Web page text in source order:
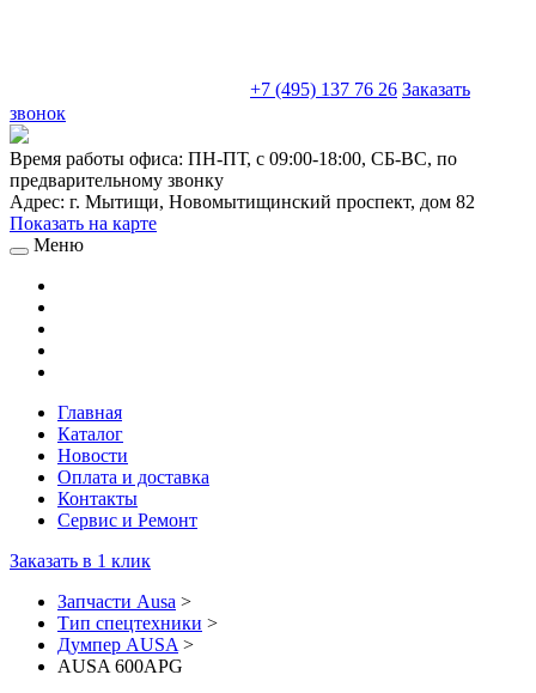
+7 (495) 137 76 26 Заказать
звонок
Время работы офиса: ПН-ПТ, с 09:00-18:00, СБ-ВС, по
предварительному звонку
Адрес: г. Мытищи, Новомытищинский проспект, дом 82
Показать на карте
Меню
Главная
Каталог
Новости
Оплата и доставка
Контакты
Сервис и Ремонт
Заказать в 1 клик
Запчасти Ausa >
Тип спецтехники >
Думпер AUSA >
AUSA 600APG